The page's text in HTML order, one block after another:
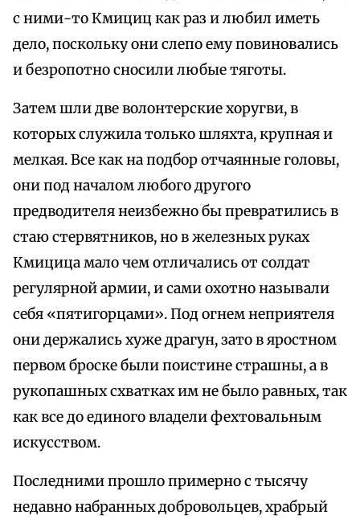
с ними-то Кмициц как раз и любил иметь
дело, поскольку они слепо ему повиновались
и безропотно сносили любые тяготы.
Затем шли две волонтерские хоругви, в
которых служила только шляхта, крупная и
мелкая. Все как на подбор отчаянные головы,
они под началом любого другого
предводителя неизбежно бы превратились в
стаю стервятников, но в железных руках
Кмицица мало чем отличались от солдат
регулярной армии, и сами охотно называли
себя «пятигорцами». Под огнем неприятеля
они держались хуже драгун, зато в яростном
первом броске были поистине страшны, а в
рукопашных схватках им не было равных, так
как все до единого владели фехтовальным
искусством.
Последними прошло примерно с тысячу
недавно набранных добровольцев, храбрый